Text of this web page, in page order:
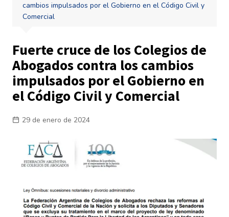
cambios impulsados por el Gobierno en el Código Civil y
Comercial
Fuerte cruce de los Colegios de
Abogados contra los cambios
impulsados por el Gobierno en
el Código Civil y Comercial
29 de enero de 2024